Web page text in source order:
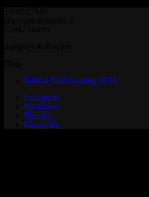
SUKULTUR Katalog 2026
Instagram
Mastodon
Bluesky
Facebook